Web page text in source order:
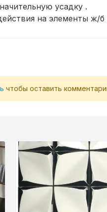
усадку .
на элементы ж/б
чтобы оставить